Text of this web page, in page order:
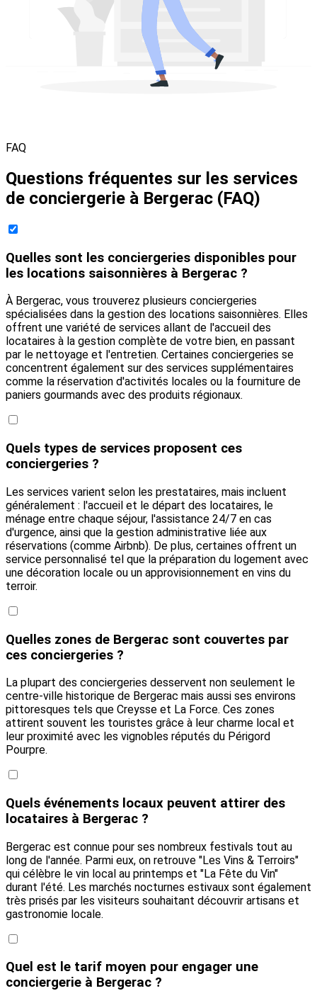
FAQ
Questions fréquentes sur les services
de conciergerie à Bergerac (FAQ)
Quelles sont les conciergeries disponibles pour
les locations saisonnières à Bergerac ?
À Bergerac, vous trouverez plusieurs conciergeries
spécialisées dans la gestion des locations saisonnières. Elles
offrent une variété de services allant de l'accueil des
locataires à la gestion complète de votre bien, en passant
par le nettoyage et l'entretien. Certaines conciergeries se
concentrent également sur des services supplémentaires
comme la réservation d'activités locales ou la fourniture de
paniers gourmands avec des produits régionaux.
Quels types de services proposent ces
conciergeries ?
Les services varient selon les prestataires, mais incluent
généralement : l'accueil et le départ des locataires, le
ménage entre chaque séjour, l'assistance 24/7 en cas
d'urgence, ainsi que la gestion administrative liée aux
réservations (comme Airbnb). De plus, certaines offrent un
service personnalisé tel que la préparation du logement avec
une décoration locale ou un approvisionnement en vins du
terroir.
Quelles zones de Bergerac sont couvertes par
ces conciergeries ?
La plupart des conciergeries desservent non seulement le
centre-ville historique de Bergerac mais aussi ses environs
pittoresques tels que Creysse et La Force. Ces zones
attirent souvent les touristes grâce à leur charme local et
leur proximité avec les vignobles réputés du Périgord
Pourpre.
Quels événements locaux peuvent attirer des
locataires à Bergerac ?
Bergerac est connue pour ses nombreux festivals tout au
long de l'année. Parmi eux, on retrouve "Les Vins & Terroirs"
qui célèbre le vin local au printemps et "La Fête du Vin"
durant l'été. Les marchés nocturnes estivaux sont également
très prisés par les visiteurs souhaitant découvrir artisans et
gastronomie locale.
Quel est le tarif moyen pour engager une
conciergerie à Bergerac ?